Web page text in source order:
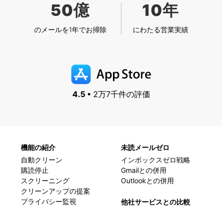
50億
のメールを1年でお掃除
10年
にわたる営業実績
4.5 •2万7千件の評価
機能の紹介
自動クリーン
購読停止
スクリーニング
クリーンアップの提案
プライバシー監視
未読メールゼロ
インボックスゼロ戦略
Gmailとの併用
Outlookとの併用
他社サービスとの比較